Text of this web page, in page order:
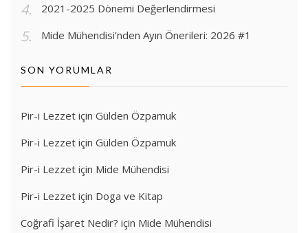
2021-2025 Dönemi Değerlendirmesi
Mide Mühendisi’nden Ayın Önerileri: 2026 #1
SON YORUMLAR
Pir-i Lezzet için Gülden Özpamuk
Pir-i Lezzet için Gülden Özpamuk
Pir-i Lezzet için Mide Mühendisi
Pir-i Lezzet için Doga ve Kitap
Coğrafi İşaret Nedir? için Mide Mühendisi